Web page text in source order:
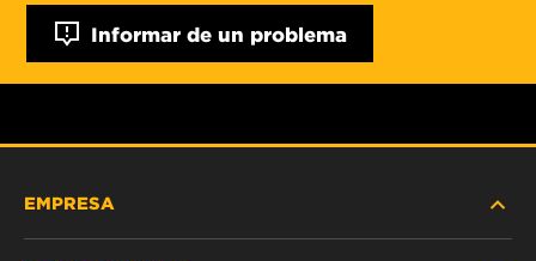
Informar de un problema
EMPRESA